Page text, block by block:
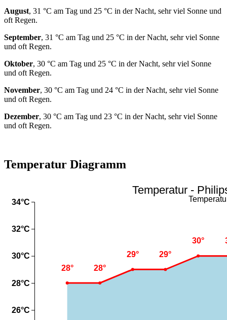
August, 31 °C am Tag und 25 °C in der Nacht, sehr viel Sonne und
oft Regen.
September, 31 °C am Tag und 25 °C in der Nacht, sehr viel Sonne
und oft Regen.
Oktober, 30 °C am Tag und 25 °C in der Nacht, sehr viel Sonne
und oft Regen.
November, 30 °C am Tag und 24 °C in der Nacht, sehr viel Sonne
und oft Regen.
Dezember, 30 °C am Tag und 23 °C in der Nacht, sehr viel Sonne
und oft Regen.
Temperatur Diagramm